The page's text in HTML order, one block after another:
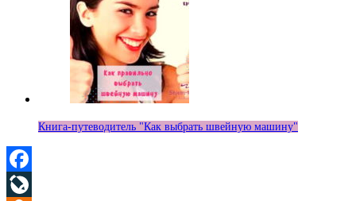
Книга-путеводитель "Как выбрать швейную машину"
Facebook